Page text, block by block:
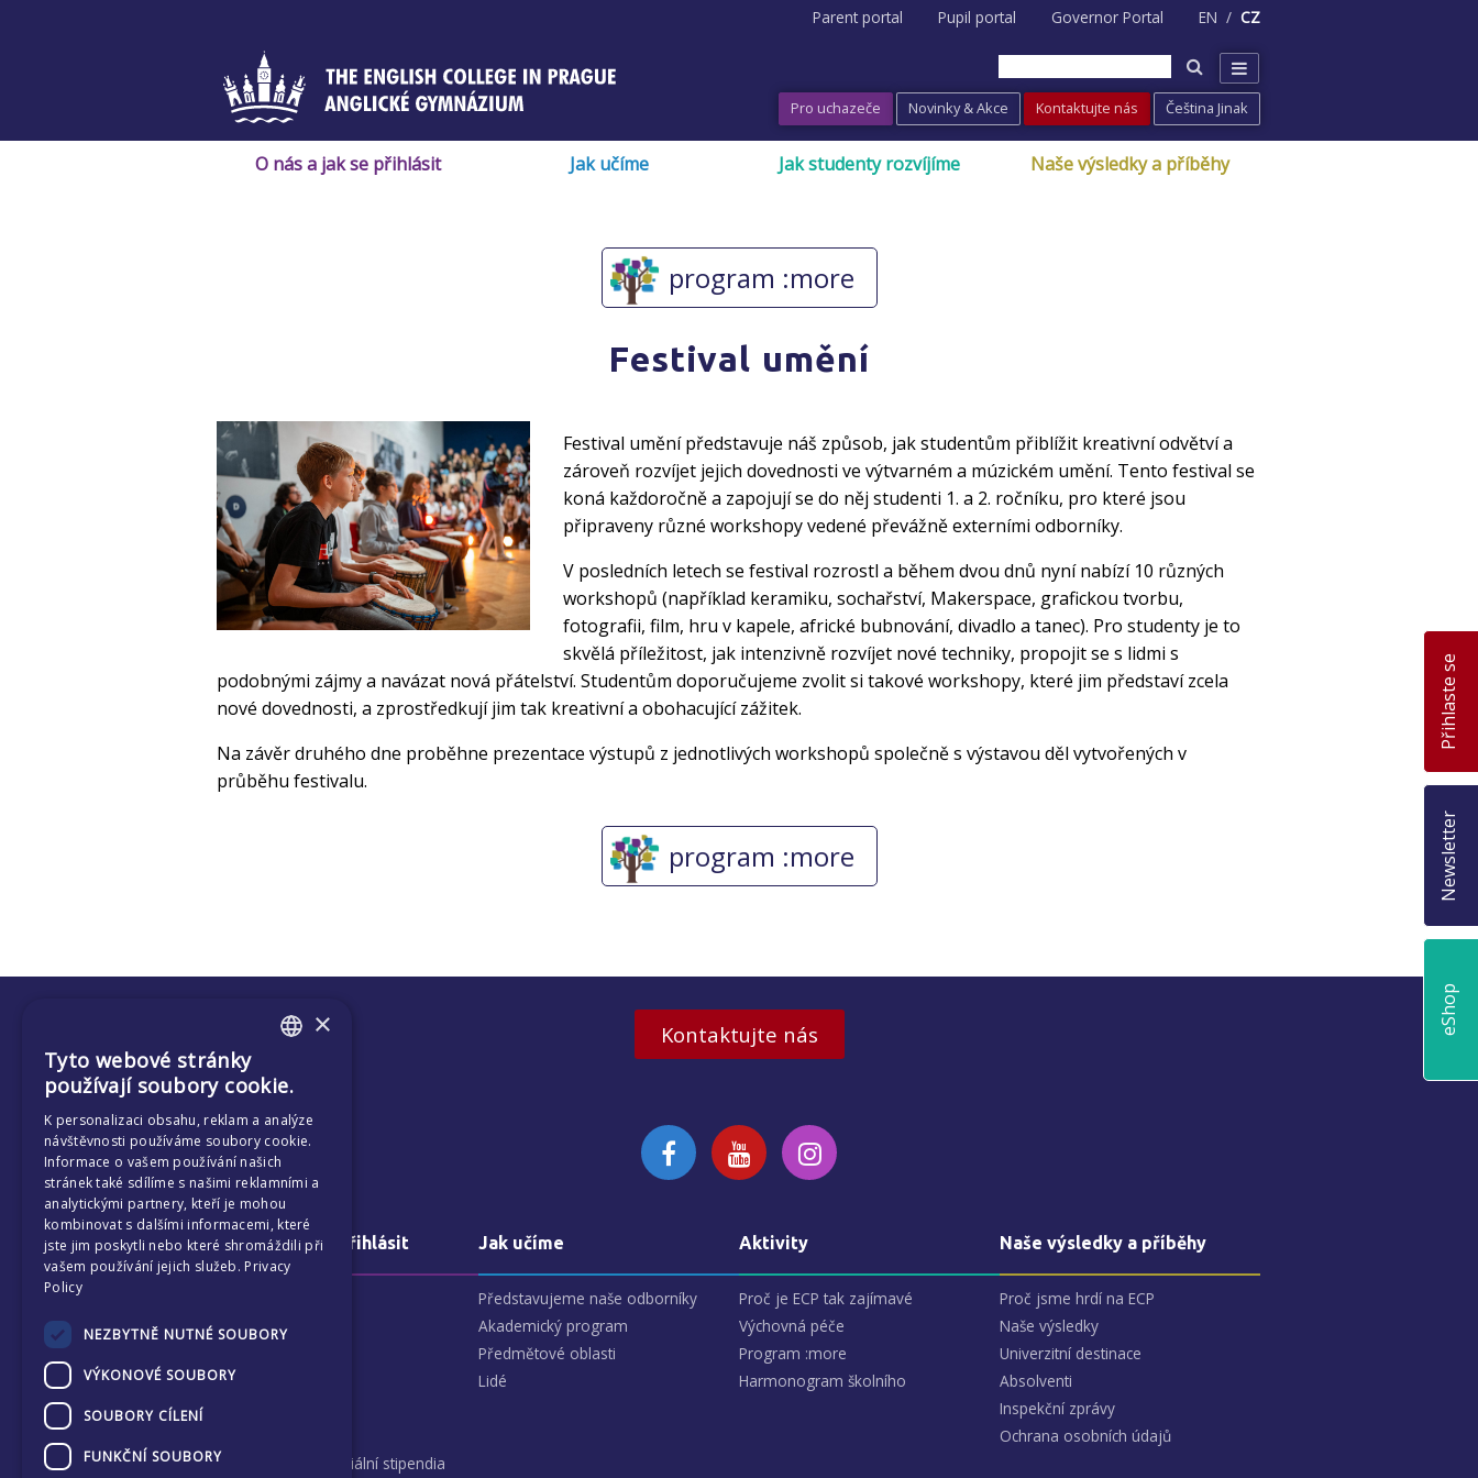
Parent portal Pupil portal Governor Portal EN CZ
Pro uchazeče Novinky & Akce Kontaktujte nás Čeština Jinak
O nás a jak se přihlásit Jak učíme Jak studenty rozvíjíme Naše výsledky a příběhy
program :more
Festival umění
Festival umění představuje náš způsob, jak studentům přiblížit kreativní odvětví a
zároveň rozvíjet jejich dovednosti ve výtvarném a múzickém umění. Tento festival se
koná každoročně a zapojují se do něj studenti 1. a 2. ročníku, pro které jsou
připraveny různé workshopy vedené převážně externími odborníky.
V posledních letech se festival rozrostl a během dvou dnů nyní nabízí 10 různých
workshopů (například keramiku, sochařství, Makerspace, grafickou tvorbu,
fotografii, film, hru v kapele, africké bubnování, divadlo a tanec). Pro studenty je to
skvělá příležitost, jak intenzivně rozvíjet nové techniky, propojit se s lidmi s
podobnými zájmy a navázat nová přátelství. Studentům doporučujeme zvolit si takové workshopy, které jim představí zcela
nové dovednosti, a zprostředkují jim tak kreativní a obohacující zážitek.
Na závěr druhého dne proběhne prezentace výstupů z jednotlivých workshopů společně s výstavou děl vytvořených v
průběhu festivalu.
program :more
Kontaktujte nás
O nás a jak se přihlásit
Naši patroni
Názory rodičů
Prospěchová a sociální stipendia
Jak učíme
Představujeme naše odborníky
Akademický program
Předmětové oblasti
Lidé
Aktivity
Proč je ECP tak zajímavé
Výchovná péče
Program :more
Harmonogram školního
Naše výsledky a příběhy
Proč jsme hrdí na ECP
Naše výsledky
Univerzitní destinace
Absolventi
Inspekční zprávy
Ochrana osobních údajů
Přihlaste se
Newsletter
eShop
×
Tyto webové stránky
používají soubory cookie.
K personalizaci obsahu, reklam a analýze
návštěvnosti používáme soubory cookie.
Informace o vašem používání našich
stránek také sdílíme s našimi reklamními a
analytickými partnery, kteří je mohou
kombinovat s dalšími informacemi, které
jste jim poskytli nebo které shromáždili při
vašem používání jejich služeb. Privacy
Policy
NEZBYTNĚ NUTNÉ SOUBORY
VÝKONOVÉ SOUBORY
SOUBORY CÍLENÍ
FUNKČNÍ SOUBORY